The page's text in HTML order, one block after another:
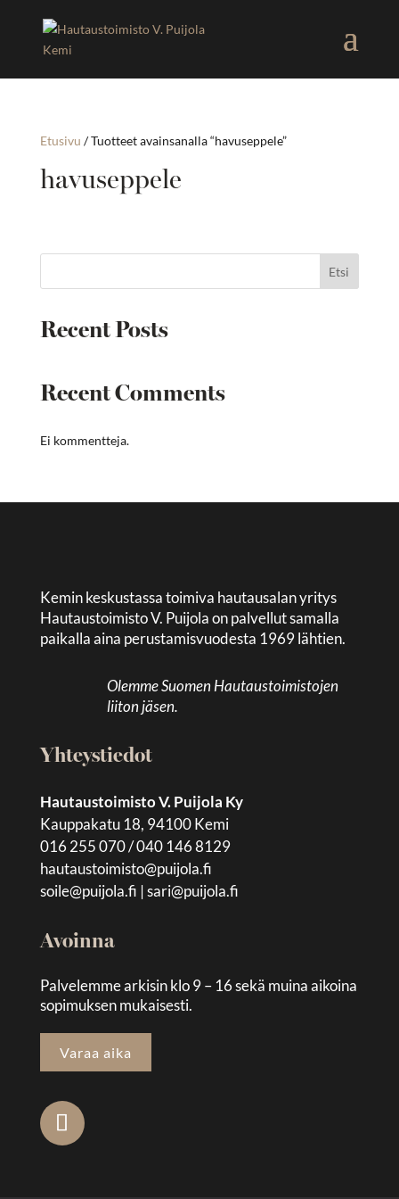
Etusivu / Tuotteet avainsanalla “havuseppele”
havuseppele
Etsi
Recent Posts
Recent Comments
Ei kommentteja.
Kemin keskustassa toimiva hautausalan yritys
Hautaustoimisto V. Puijola on palvellut samalla
paikalla aina perustamisvuodesta 1969 lähtien.
Olemme Suomen Hautaustoimistojen
liiton jäsen.
Yhteystiedot
Hautaustoimisto V. Puijola Ky
Kauppakatu 18, 94100 Kemi
016 255 070 / 040 146 8129
hautaustoimisto@puijola.fi
soile@puijola.fi |sari@puijola.fi
Avoinna
Palvelemme arkisin klo 9 – 16 sekä muina aikoina
sopimuksen mukaisesti.
Varaa aika